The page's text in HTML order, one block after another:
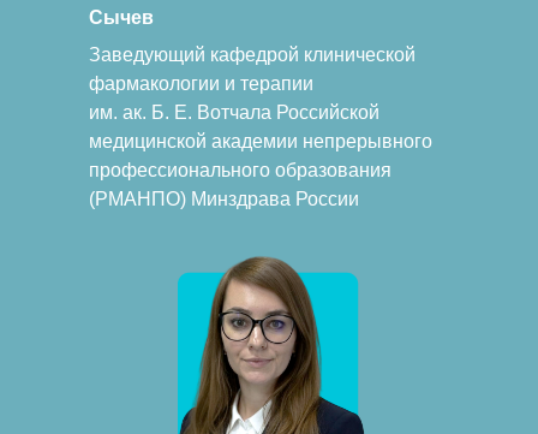
Заведующий кафедрой клинической
фармакологии и терапии
им. ак. Б. Е. Вотчала Российской
медицинской академии непрерывного
профессионального образования
(РМАНПО) Минздрава России
Сычев